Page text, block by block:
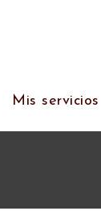
Mis servicios